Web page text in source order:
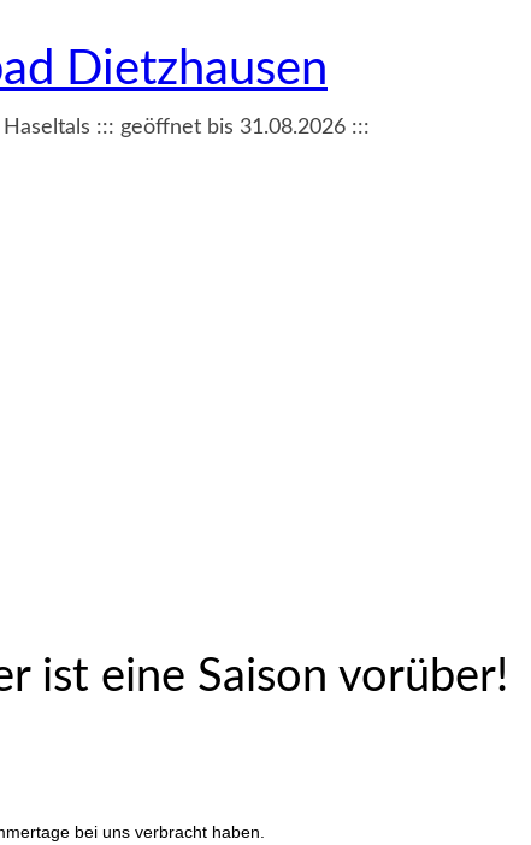
Dietzhausen
::: geöffnet bis 31.08.2026 :::
ist eine Saison vorüber!
bei uns verbracht haben.